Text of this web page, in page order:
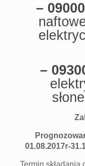
–
–
01.08.2017r-
Termin składania